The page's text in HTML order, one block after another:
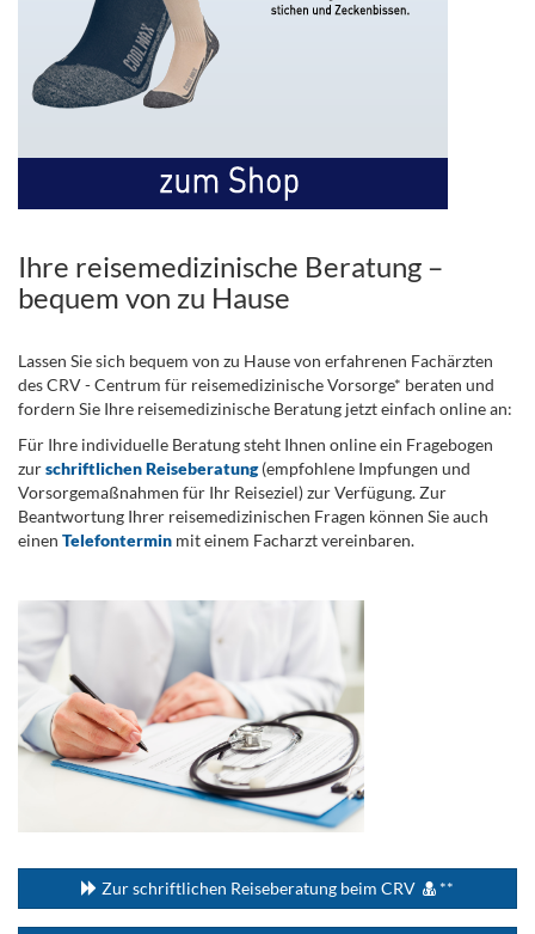
Ihre reisemedizinische Beratung –
bequem von zu Hause
Lassen Sie sich bequem von zu Hause von erfahrenen Fachärzten
des CRV - Centrum für reisemedizinische Vorsorge* beraten und
fordern Sie Ihre reisemedizinische Beratung jetzt einfach online an:
Für Ihre individuelle Beratung steht Ihnen online ein Fragebogen
zurschriftlichen Reiseberatung(empfohlene Impfungen und
Vorsorgemaßnahmen für Ihr Reiseziel) zur Verfügung. Zur
Beantwortung Ihrer reisemedizinischen Fragen können Sie auch
einen Telefontermin mit einem Facharzt vereinbaren.
Zur schriftlichen Reiseberatung beim CRV **